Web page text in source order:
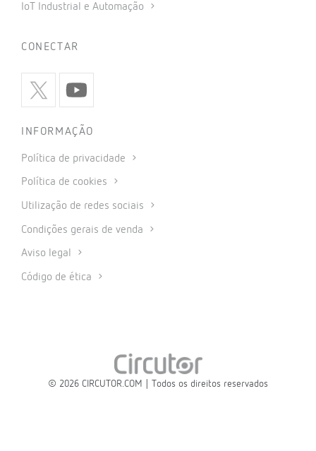
IoT Industrial e Automação
CONECTAR
INFORMAÇÃO
Política de privacidade
Política de cookies
Utilização de redes sociais
Condições gerais de venda
Aviso legal
Código de ética
© 2026 CIRCUTOR.COM | Todos os direitos reservados